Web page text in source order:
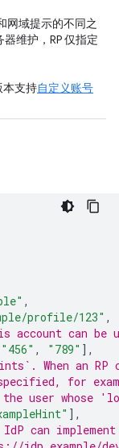
网域提示的不同之
维护，RP 仅指定
本支持自定义账号
,
profile/123" ,
account can be
"456" , "789" ],
When an
for
user whose
],
can